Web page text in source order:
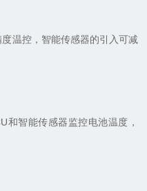
温控，智能传感器的引入可减
智能传感器监控电池温度，